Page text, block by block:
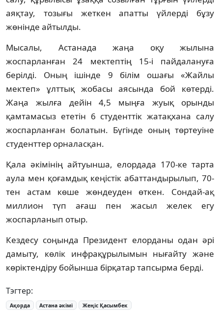
аяқтау, тозығы жеткен апатты үйлерді бұзу
жөнінде айтылды.
Мысалы, Астанада жаңа оқу жылына
жоспарланған 24 мектептің 15-і пайдалануға
берілді. Оның ішінде 9 білім ошағы «Жайлы
мектеп» ұлттық жобасы аясында бой көтерді.
Жаңа жылға дейін 4,5 мыңға жуық орынды
қамтамасыз ететін 6 студенттік жатақхана салу
жоспарланған болатын. Бүгінде оның төртеуіне
студенттер орналасқан.
Қала әкімінің айтуынша, елордада 170-ке тарта
аула мен қоғамдық кеңістік абаттандырылып, 70-
тен астам көше жөндеуден өткен. Сондай-ақ
миллион түп ағаш пен жасыл желек егу
жоспарланып отыр.
Кездесу соңында Президент елорданы одан әрі
дамыту, көлік инфрақұрылымын нығайту және
көріктендіру бойынша бірқатар тапсырма берді.
Тэгтер:
Ақорда Астана әкімі Жеңіс Қасымбек